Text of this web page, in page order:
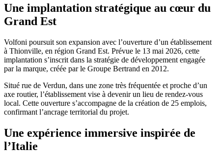
Une implantation stratégique au cœur du
Grand Est
Volfoni poursuit son expansion avec l’ouverture d’un établissement
à Thionville, en région Grand Est. Prévue le 13 mai 2026, cette
implantation s’inscrit dans la stratégie de développement engagée
par la marque, créée par le Groupe Bertrand en 2012.
Situé rue de Verdun, dans une zone très fréquentée et proche d’un
axe routier, l’établissement vise à devenir un lieu de rendez-vous
local. Cette ouverture s’accompagne de la création de 25 emplois,
confirmant l’ancrage territorial du projet.
Une expérience immersive inspirée de
l’Italie